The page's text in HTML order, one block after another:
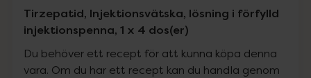
Tirzepatid, Injektionsvätska, lösning i förfylld
injektionspenna, 1 x 4 dos(er)
Du behöver ett recept för att kunna köpa denna
vara. Om du har ett recept kan du handla genom